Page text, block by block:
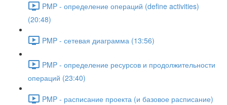
PMP - определение операций (define activities)
(20:48)
PMP - сетевая диаграмма (13:56)
PMP - определение ресурсов и продолжительности
операций (23:40)
PMP - расписание проекта (и базовое расписание)